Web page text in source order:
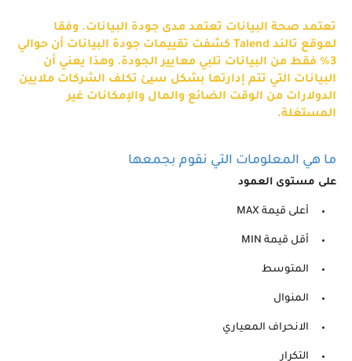
تعتمد صحة البيانات تعتمد مدى جودة البيانات. وفقا
لموقع تالند Talend كشفت تقييمات جودة البيانات أن حوالي
3% فقط من البيانات تلبي معايير الجودة. وهذا يعني أن
البيانات التي تتم إدارتها بشكل سيئ تكلف الشركات ملايين
الدولارات من الوقت الضائع والمال والإمكانات غير
المستغلة.
ما هي المعلومات التي نقوم بجمعها
على مستوى العمود
أعلى قيمة MAX
أقل قيمة MIN
المتوسط
المنوال
الانحراف المعياري
التكرار